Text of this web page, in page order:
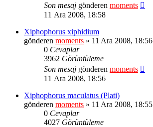
Son mesaj gönderen moments
11 Ara 2008, 18:58
Xiphophorus xiphidium
gönderen moments » 11 Ara 2008, 18:56
0 Cevaplar
3962 Görüntüleme
Son mesaj gönderen moments
11 Ara 2008, 18:56
Xiphophorus maculatus (Plati)
gönderen moments » 11 Ara 2008, 18:55
0 Cevaplar
4027 Görüntüleme